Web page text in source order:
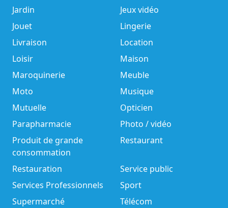
Jardin
Jeux vidéo
Jouet
Lingerie
Livraison
Location
Loisir
Maison
Maroquinerie
Meuble
Moto
Musique
Mutuelle
Opticien
Parapharmacie
Photo / vidéo
Produit de grande
consommation
Restaurant
Restauration
Service public
Services Professionnels
Sport
Supermarché
Télécom